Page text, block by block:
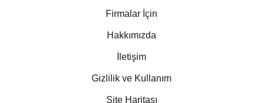
Firmalar İçin
Hakkımızda
İletişim
Gizlilik ve Kullanım
Site Haritası